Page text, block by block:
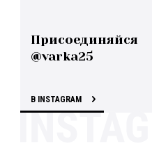
Присоединяйся
@varka25
В INSTAGRAM